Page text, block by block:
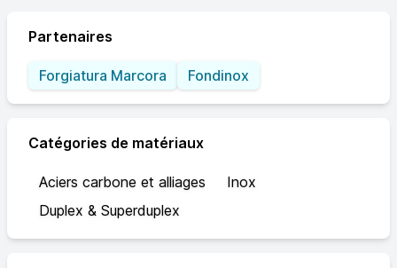
Partenaires
Forgiatura Marcora Fondinox
Catégories de matériaux
Aciers carbone et alliages
Inox
Duplex & Superduplex